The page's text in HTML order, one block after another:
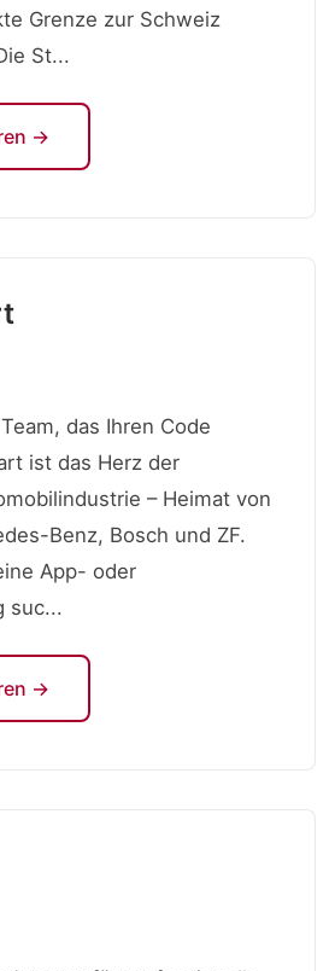
Grenze zur Schweiz
St...
→
das Ihren Code
ist das Herz der
– Heimat von
Benz, Bosch und ZF.
App- oder
suc...
→